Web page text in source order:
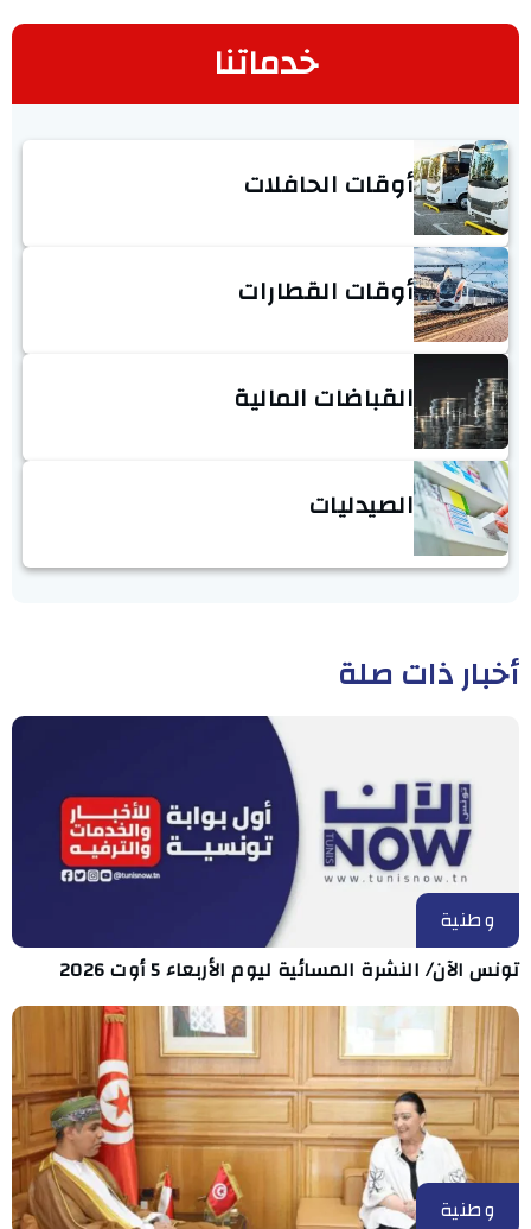
خدماتنا
أوقات الحافلات
أوقات القطارات
القباضات المالية
الصيدليات
أخبار ذات صلة
وطنية
تونس الآن/ النشرة المسائية ليوم الأربعاء 5 أوت 2026
وطنية